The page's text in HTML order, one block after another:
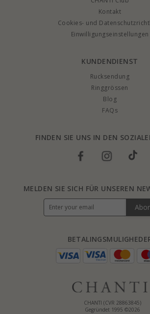
Kontakt
Cookies- und
Einwilligungseinstellungen
KUNDENDIENST
Rucksendung
Ringgrössen
Blog
FAQs
FINDEN SIE UNS IN DEN
CHANTI (CVR 28863845)
Gegründet 1995 ©2026
MELDEN SIE SICH FÜR UNSEREN